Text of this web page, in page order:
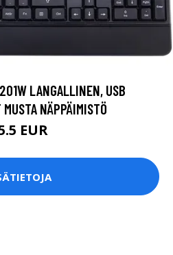
LANGALLINEN, USB
NÄPPÄIMISTÖ
EUR